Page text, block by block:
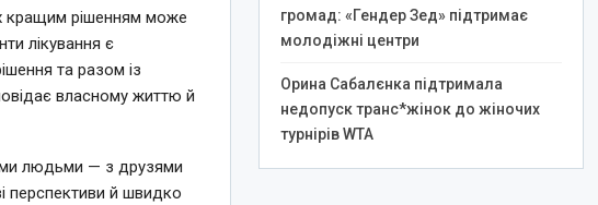
кращим рішенням може
лікування є
та разом із
власному життю й
людьми — з друзями
перспективи й швидко
громад: «Гендер Зед» підтримає
молодіжні центри
Орина Сабалєнка підтримала
недопуск транс*жінок до жіночих
турнірів WTA